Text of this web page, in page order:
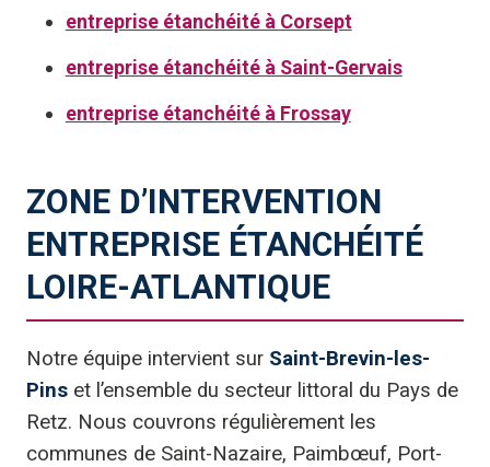
entreprise étanchéité à Corsept
entreprise étanchéité à Saint-Gervais
entreprise étanchéité à Frossay
ZONE D’INTERVENTION
ENTREPRISE ÉTANCHÉITÉ
LOIRE-ATLANTIQUE
Notre équipe intervient sur Saint-Brevin-les-
Pins et l’ensemble du secteur littoral du Pays de
Retz. Nous couvrons régulièrement les
communes de Saint-Nazaire, Paimbœuf, Port-